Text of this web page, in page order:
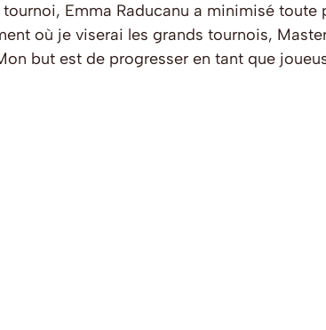
Emma Raducanu a minimisé
où je viserai les grands tournois,
but est de progresser en tant que